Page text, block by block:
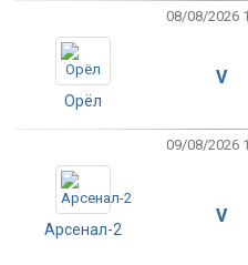
08/08/2026
Орёл
V
09/08/2026
Арсенал-2
V